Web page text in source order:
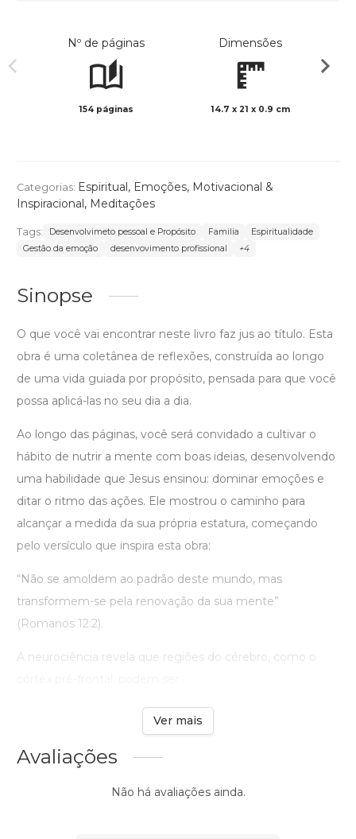
Nº de páginas
154 páginas
Dimensões
14.7 x 21 x 0.9 cm
Categorias: Espiritual, Emoções, Motivacional &
Inspiracional, Meditações
Tags: Desenvolvimeto pessoal e Propósito Familia
Espiritualidade
Gestão da emoção
desenvovimento profissional +4
Sinopse
O que você vai encontrar neste livro faz jus ao título. Esta
obra é uma coletânea de reflexões, construída ao longo
de uma vida guiada por propósito, pensada para que você
possa aplicá-las no seu dia a dia.
Ao longo das páginas, você será convidado a cultivar o
hábito de nutrir a mente com boas ideias, desenvolvendo
uma habilidade que Jesus ensinou: dominar emoções e
ditar o ritmo das ações. Ele mostrou o caminho para
alcançar a medida da sua própria estatura, começando
pelo versículo que inspira esta obra:
“Não se amoldem ao padrão deste mundo, mas
transformem-se pela renovação da sua mente”
(Romanos 12:2).
A neurociência revela que regiões do cérebro, como o
Ver mais
Avaliações
Não há avaliações ainda.